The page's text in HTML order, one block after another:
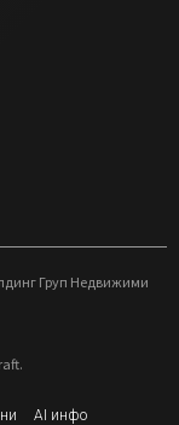
Груп Недвижими
AI инфо